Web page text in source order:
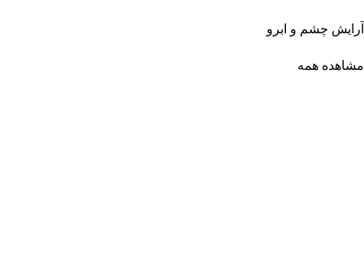
آرایش چشم و ابرو
مشاهده همه